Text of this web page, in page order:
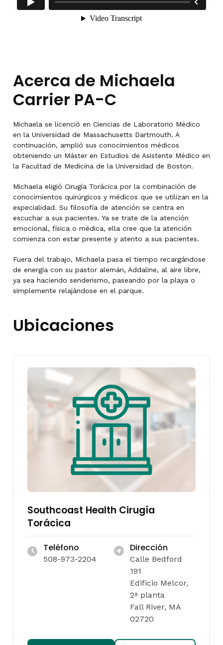
Acerca de Michaela
Carrier PA-C
Michaela se licenció en Ciencias de Laboratorio Médico
en la Universidad de Massachusetts Dartmouth. A
continuación, amplió sus conocimientos médicos
obteniendo un Máster en Estudios de Asistente Médico en
la Facultad de Medicina de la Universidad de Boston.
Michaela eligió Cirugía Torácica por la combinación de
conocimientos quirúrgicos y médicos que se utilizan en la
especialidad. Su filosofía de atención se centra en
escuchar a sus pacientes. Ya se trate de la atención
emocional, física o médica, ella cree que la atención
comienza con estar presente y atento a sus pacientes.
Fuera del trabajo, Michaela pasa el tiempo recargándose
de energía con su pastor alemán, Addaline, al aire libre,
ya sea haciendo senderismo, paseando por la playa o
simplemente relajándose en el parque.
Ubicaciones
Southcoast Health Cirugía
Torácica
Teléfono
508-973-2204
Dirección
Calle Bedford
191
Edificio Melcor,
2ª planta
Fall River, MA
02720